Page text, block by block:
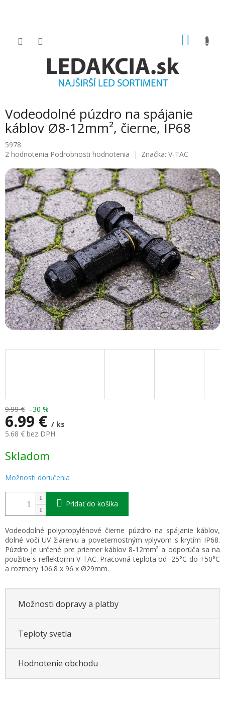
Vodeodolné púzdro na spájanie
káblov Ø8-12mm², čierne, IP68
5978
Priemerné
produktu
je
5.0
z
5
hviezdičiek.
2 hodnotenia Podrobnosti hodnotenia Značka: V-TAC
9.99 € –30 %
6.99 € / ks
5.68 € bez DPH
cena:
Skladom
Možnosti doručenia
Pridať do košíka
Vodeodolné polypropylénové čierne púzdro na spájanie káblov,
dolné voči UV žiareniu a poveternostným vplyvom s krytím IP68.
Púzdro je určené pre priemer káblov 8-12mm² a odporúča sa na
použitie s reflektormi V-TAC. Pracovná teplota od -25°C do +50°C
a rozmery 106.8 x 96 x Ø29mm.
Možnosti dopravy a platby
Teploty svetla
Hodnotenie obchodu